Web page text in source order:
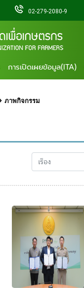
02-279-2080-9
การเปิดเผยข้อมูล(ITA)
ภาพกิจกรรม